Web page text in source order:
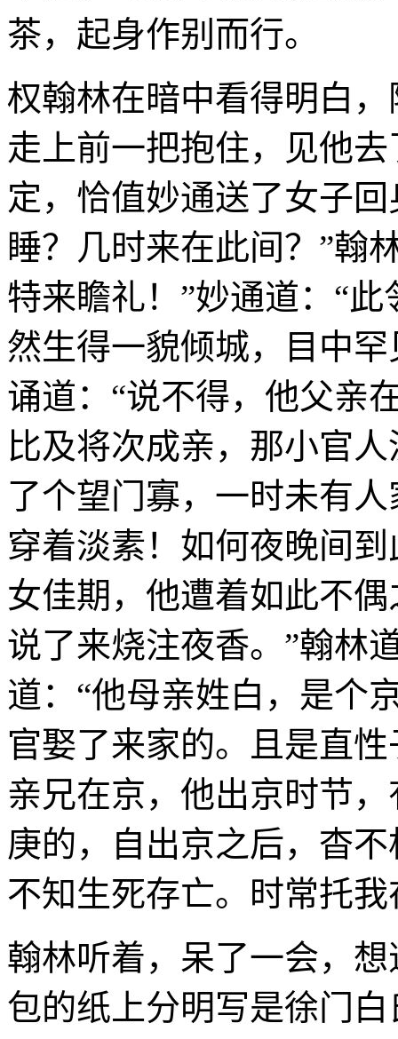
茶，起身作别而行。
权翰林在暗中看得明白
走上前一把抱住，见他
定，恰值妙通送了女子
睡？几时来在此间？”翰
特来瞻礼！”妙通道：“
然生得一貌倾城，目中
诵道：“说不得，他父亲
比及将次成亲，那小官
了个望门寡，一时未有
穿着淡素！如何夜晚间
女佳期，他遭着如此不
说了来烧注夜香。”翰林
道：“他母亲姓白，是个
官娶了来家的。且是直
亲兄在京，他出京时节
庚的，自出京之后，杳
不知生死存亡。时常托
翰林听着，呆了一会，
包的纸上分明写是徐门